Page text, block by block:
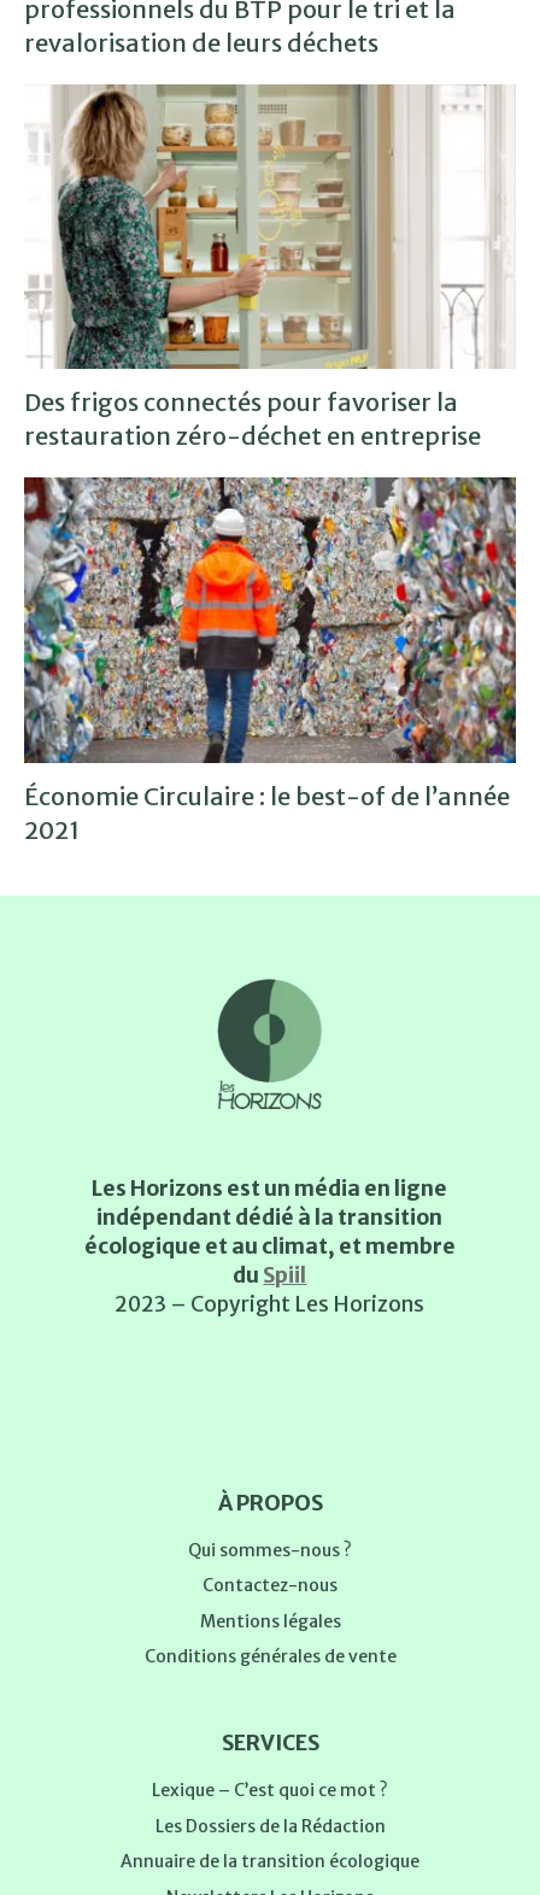
professionnels du BTP pour le tri et la
revalorisation de leurs déchets
Des frigos connectés pour favoriser la
restauration zéro-déchet en entreprise
Économie Circulaire : le best-of de l’année
2021
Les Horizons est un média en ligne
indépendant dédié à la transition
écologique et au climat, et membre
du Spiil
2023 – Copyright Les Horizons
À PROPOS
Qui sommes-nous ?
Contactez-nous
Mentions légales
Conditions générales de vente
SERVICES
Lexique – C’est quoi ce mot ?
Les Dossiers de la Rédaction
Annuaire de la transition écologique